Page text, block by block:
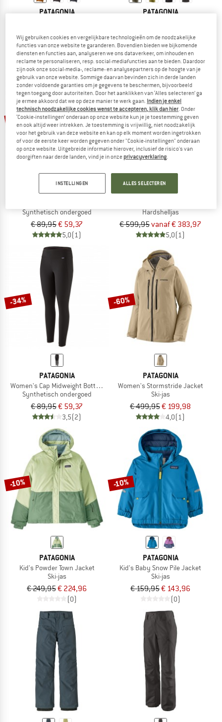
PATAGONIA
€ 99,95
4,5(6)
PATAGONIA
€ 169,95vanaf € 96,87
4,8(78)
-34%
PATAGONIA
Synthetisch ondergoed
€ 89,95€ 59,37
5,0(1)
tot -36%
PATAGONIA
Hardshelljas
€ 599,95vanaf € 383,97
5,0(1)
-34%
PATAGONIA
Women's Cap Midweight Bottoms
Synthetisch ondergoed
€ 89,95€ 59,37
3,5(2)
-60%
PATAGONIA
Women's Stormstride Jacket
Ski-jas
€ 499,95€ 199,98
4,0(1)
-10%
PATAGONIA
Kid's Powder Town Jacket
Ski-jas
€ 249,95€ 224,96
(0)
-10%
PATAGONIA
Kid's Baby Snow Pile Jacket
Ski-jas
€ 159,95€ 143,96
(0)
Wij gebruiken cookies en vergelijkbare technologieën om de noodzakelijke
functies van onze website te garanderen. Bovendien bieden we bijkomende
diensten en functies aan, analyseren we ons dataverkeer, om inhouden en
reclame te personaliseren, resp. social-mediafuncties aan te bieden. Daardoor
zijn ook onze social-media-, reclame- en analysepartners op de hoogte van je
gebruik van onze website. Sommige daarvan bevinden zich in derde landen
zonder voldoende garanties om je gegevens te beschermen, bijvoorbeeld
tegen toegang door autoriteiten. Door het aanklikken van ‘Alles selecteren’ ga
je ermee akkoord dat we op deze manier te werk gaan. Indien je enkel
technisch noodzakelijke cookies wenst te accepteren, klik dan hier. Onder
‘Cookie-instellingen’ onderaan op onze website kun je je toestemming geven
en ook altijd weer intrekken. Je toestemming is vrijwillig, niet noodzakelijk
voor het gebruik van deze website en kan op elk moment worden ingetrokken
of voor de eerste keer worden gegeven onder "Cookie-instellingen" onderaan
op onze website. Uitgebreide informatie hierover, inclusief de risico's van
doorgiften naar derde landen, vind je in onze privacyverklaring.
INSTELLINGEN ALLES SELECTEREN